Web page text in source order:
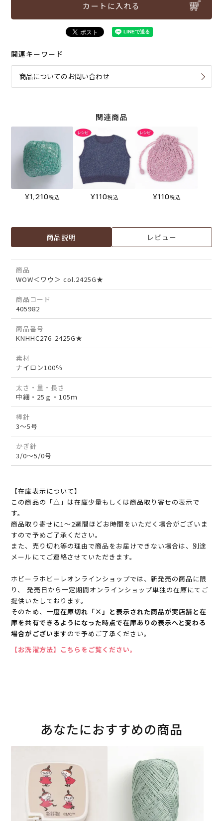
カートに入れる
関連キーワード
商品についてのお問い合わせ
関連商品
¥1,210税込 ¥110税込 ¥110税込
商品説明 レビュー
商品
WOW＜ワウ＞ col.2425G★
商品コード
405982
商品番号
KNHHC276-2425G★
素材
ナイロン100％
太さ・量・長さ
中細・25ｇ・105ｍ
棒針
3～5号
かぎ針
3/0～5/0号
【在庫表示について】
この商品の「△」は在庫少量もしくは商品取り寄せの表示で
す。
商品取り寄せに1～2週間ほどお時間をいただく場合がございま
すので予めご了承ください。
また、売り切れ等の理由で商品をお届けできない場合は、別途
メールにてご連絡させていただきます。
ホビーラホビーレオンラインショップでは、新発売の商品に限
り、 発売日から一定期間オンラインショップ単独の在庫にてご
提供いたしております。
そのため、 一度在庫切れ「×」と表示された商品が実店舗と在
庫を共有できるようになった時点で在庫ありの表示へと変わる
場合がございますので予めご了承ください。
【お洗濯方法】こちらをご覧ください。
あなたにおすすめの商品